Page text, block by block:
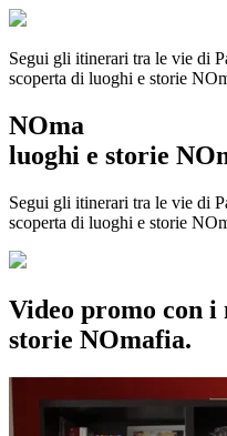
Segui gli itinerari tra le vie di
scoperta di luoghi e storie
NOma
luoghi e storie
Segui gli itinerari tra le vie di
scoperta di luoghi e storie
Video promo con
storie NOmafia.